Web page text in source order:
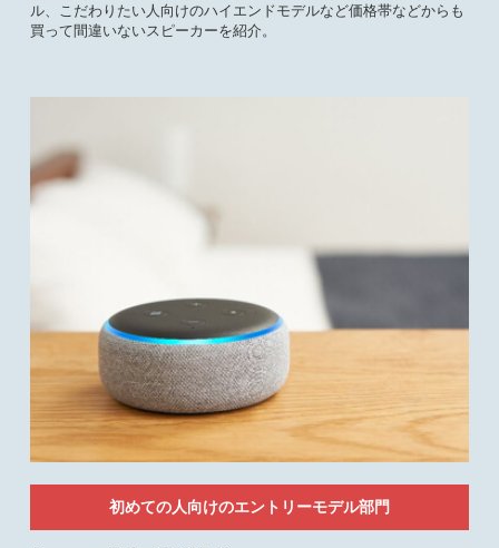
ル、こだわりたい人向けのハイエンドモデルなど価格帯などからも
買って間違いないスピーカーを紹介。
初めての人向けのエントリーモデル部門